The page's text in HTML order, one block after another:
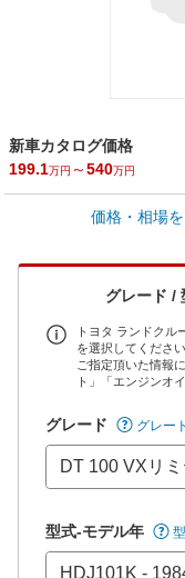
新車カタログ価格
199.1万円 ～540万円
車買取価格 *
全国平均の車検価格 *
73,850円
*当該価格は車種別の価格と
価格・相場
グレード /
トヨタ ランドクル
を選択してください
ご指定頂いた情報
ト」「エンジンオ
グレード グレー
型式-モデル年